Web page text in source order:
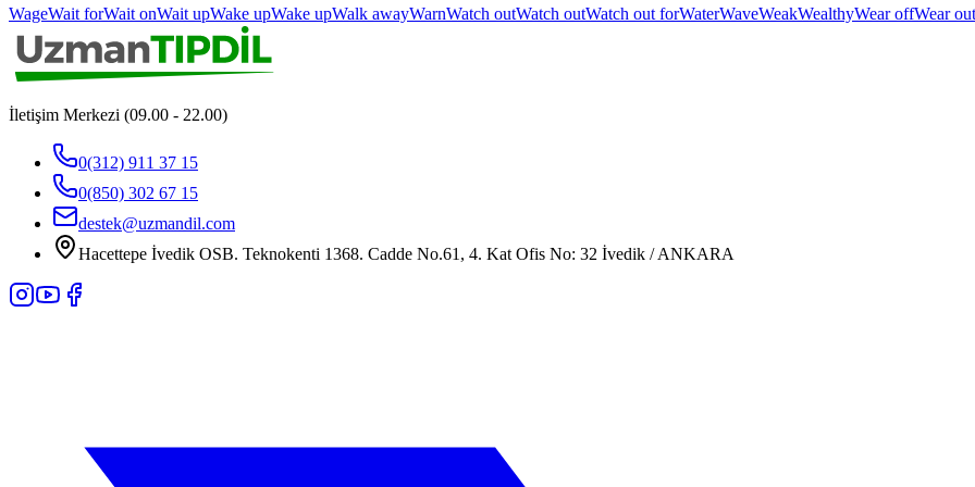
WageWait forWait onWait upWake upWake upWalk awayWarnWatch outWatch outWatch out forWaterWaveWeakWealthyWear offWear out
İletişim Merkezi (09.00 - 22.00)
0(312) 911 37 15
0(850) 302 67 15
destek@uzmandil.com
Hacettepe İvedik OSB. Teknokenti 1368. Cadde No.61, 4. Kat Ofis No: 32 İvedik / ANKARA